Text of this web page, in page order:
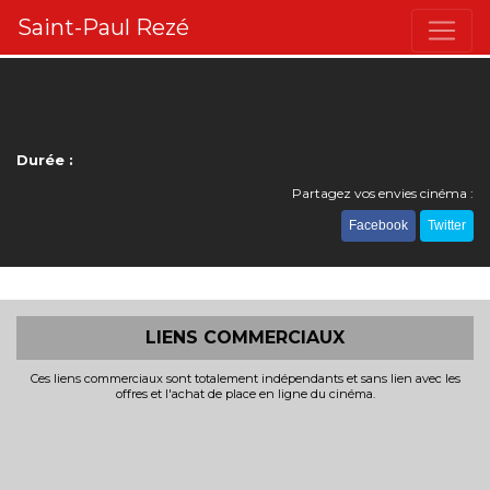
Saint-Paul Rezé
Durée :
Partagez vos envies cinéma :
Facebook Twitter
LIENS COMMERCIAUX
Ces liens commerciaux sont totalement indépendants et sans lien avec les
offres et l'achat de place en ligne du cinéma.